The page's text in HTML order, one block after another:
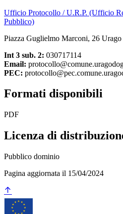
Ufficio Protocollo / U.R.P. (Ufficio
Pubblico)
Piazza Guglielmo Marconi, 26
Int 3 sub. 2: 030717114
Email:
PEC:
Formati disponibili
PDF
Licenza di
Pubblico dominio
Pagina aggiornata il 15/04/2024